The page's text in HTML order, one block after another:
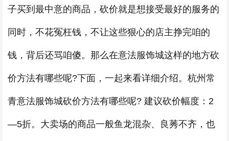
子买到最中意的商品，砍价就是想接受最好的服务的
同时，不花冤枉钱，不让这些狠心的店主挣完咱的
钱，背后还骂咱傻。那么在意法服饰城这样的地方砍
价方法有哪些呢?下面，一起来看详细介绍。杭州常
青意法服饰城砍价方法有哪些呢? 建议砍价幅度：2
—5折。大卖场的商品一般鱼龙混杂、良莠不齐，也